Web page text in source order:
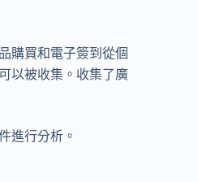
購買和電子簽到從個
以被收集。收集了廣
進行分析。